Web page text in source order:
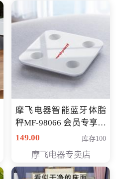
摩飞电器智能蓝牙体脂
秤MF-98066 会员专享价
98元
149.00 库存100
摩飞电器专卖店